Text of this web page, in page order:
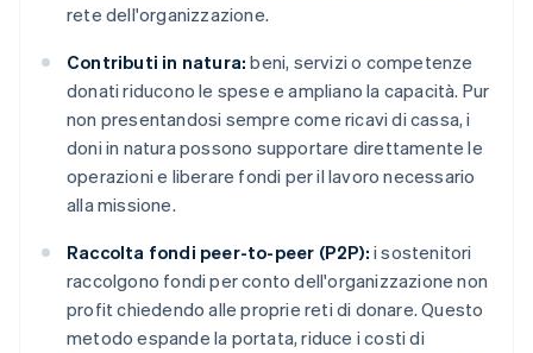
rete dell'organizzazione.
Contributi in natura: beni, servizi o competenze
donati riducono le spese e ampliano la capacità. Pur
non presentandosi sempre come ricavi di cassa, i
doni in natura possono supportare direttamente le
operazioni e liberare fondi per il lavoro necessario
alla missione.
Raccolta fondi peer-to-peer (P2P): i sostenitori
raccolgono fondi per conto dell'organizzazione non
profit chiedendo alle proprie reti di donare. Questo
metodo espande la portata, riduce i costi di